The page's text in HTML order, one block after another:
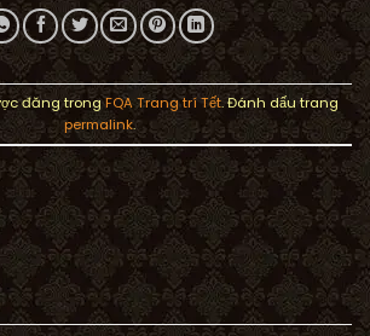
đăng trongFQA Trang trí Tết. Đánh dấu trang
permalink.